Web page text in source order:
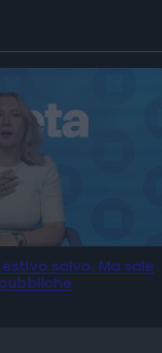
salvo. Ma sale